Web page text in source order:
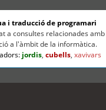
i traducció de programari
a consultes relacionades
a l'àmbit de la informàtica.
jordis,cubells,xavivars